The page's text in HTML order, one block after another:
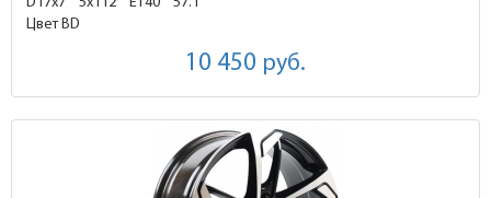
Цвет BD
10 450 руб.